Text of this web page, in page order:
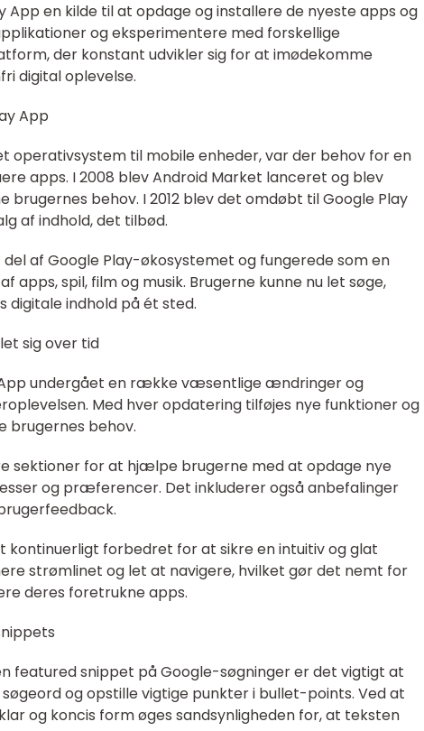
en kilde til at opdage og installere de nyeste apps og
og eksperimentere med forskellige
der konstant udvikler sig for at imødekomme
digital oplevelse.
App
operativsystem til mobile enheder, var der behov for en
apps. I 2008 blev Android Market lanceret og blev
behov. I 2012 blev det omdøbt til Google Play
af indhold, det tilbød.
af Google Play-økosystemet og fungerede som en
apps, spil, film og musik. Brugerne kunne nu let søge,
digitale indhold på ét sted.
sig over tid
App undergået en række væsentlige ændringer og
Med hver opdatering tilføjes nye funktioner og
brugernes behov.
sektioner for at hjælpe brugerne med at opdage nye
og præferencer. Det inkluderer også anbefalinger
kontinuerligt forbedret for at sikre en intuitiv og glat
strømlinet og let at navigere, hvilket gør det nemt for
deres foretrukne apps.
featured snippet på Google-søgninger er det vigtigt at
og opstille vigtige punkter i bullet-points. Ved at
og koncis form øges sandsynligheden for, at teksten